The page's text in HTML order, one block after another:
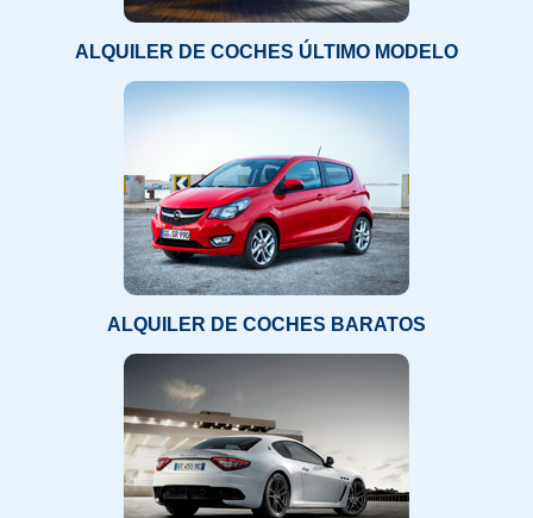
ALQUILER DE COCHES ÚLTIMO MODELO
ALQUILER DE COCHES BARATOS